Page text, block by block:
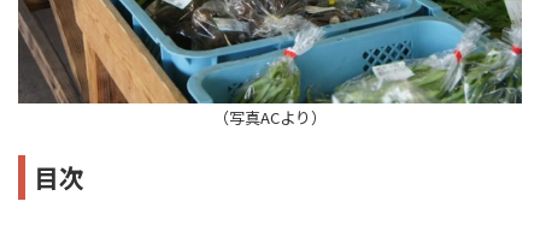
（写真ACより）
目次